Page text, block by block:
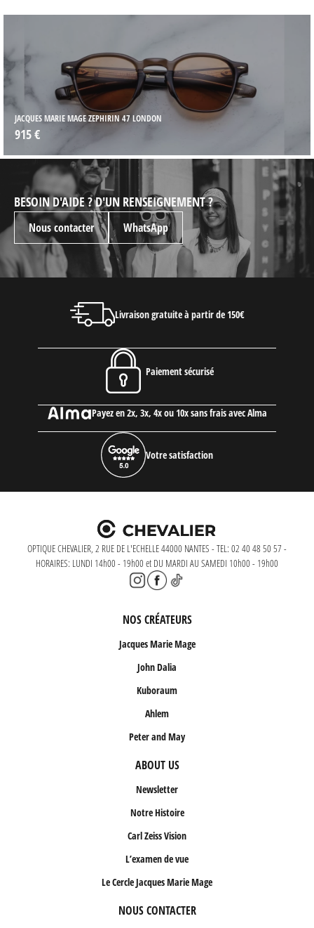
JACQUES MARIE MAGE ZEPHIRIN 47 LONDON
915 €
BESOIN D'AIDE ? D'UN RENSEIGNEMENT ?
Nous contacter WhatsApp
Livraison gratuite à partir de 150€
Paiement sécurisé
Payez en 2x, 3x, 4x ou 10x sans frais avec Alma
Votre satisfaction
OPTIQUE CHEVALIER, 2 RUE DE L'ECHELLE 44000 NANTES - TEL: 02 40 48 50 57 -
HORAIRES: LUNDI 14h00 - 19h00 et DU MARDI AU SAMEDI 10h00 - 19h00
NOS CRÉATEURS
Jacques Marie Mage
John Dalia
Kuboraum
Ahlem
Peter and May
ABOUT US
Newsletter
Notre Histoire
Carl Zeiss Vision
L’examen de vue
Le Cercle Jacques Marie Mage
NOUS CONTACTER